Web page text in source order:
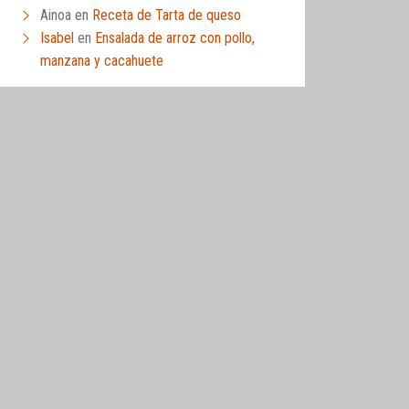
Ainoa en Receta de Tarta de queso
Isabel en Ensalada de arroz con pollo,
manzana y cacahuete